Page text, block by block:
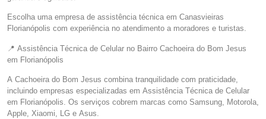
Escolha uma empresa de assistência técnica em Canasvieiras
Florianópolis com experiência no atendimento a moradores e turistas.
📍 Assistência Técnica de Celular no Bairro Cachoeira do Bom Jesus
em Florianópolis
A Cachoeira do Bom Jesus combina tranquilidade com praticidade,
incluindo empresas especializadas em Assistência Técnica de Celular
em Florianópolis. Os serviços cobrem marcas como Samsung, Motorola,
Apple, Xiaomi, LG e Asus.